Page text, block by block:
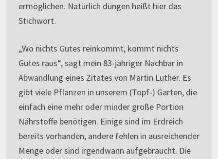
ermöglichen. Natürlich düngen heißt hier das
Stichwort.
„Wo nichts Gutes reinkommt, kommt nichts
Gutes raus“, sagt mein 83-jähriger Nachbar in
Abwandlung eines Zitates von Martin Luther. Es
gibt viele Pflanzen in unserem (Topf-) Garten, die
einfach eine mehr oder minder große Portion
Nährstoffe benötigen. Einige sind im Erdreich
bereits vorhanden, andere fehlen in ausreichender
Menge oder sind irgendwann aufgebraucht. Die